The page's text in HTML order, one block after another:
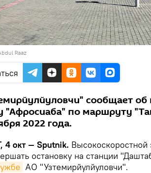
Raaz
сообщает об
"Афросиаба" по маршруту
2022 года.
окт — Sputnik.
остановку на станции
АО "Узтемирйулйуловчи".